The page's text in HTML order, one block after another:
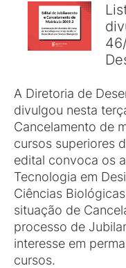
A Diretoria de
divulgou nesta
Cancelamento de
cursos superiores
edital convoca os
Tecnologia em
Ciências
situação de
processo de
interesse em
cursos.